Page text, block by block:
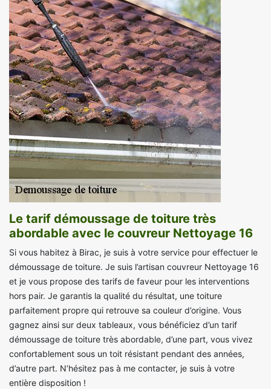
Le tarif démoussage de toiture très
abordable avec le couvreur Nettoyage 16
Si vous habitez à Birac, je suis à votre service pour effectuer le
démoussage de toiture. Je suis l’artisan couvreur Nettoyage 16
et je vous propose des tarifs de faveur pour les interventions
hors pair. Je garantis la qualité du résultat, une toiture
parfaitement propre qui retrouve sa couleur d’origine. Vous
gagnez ainsi sur deux tableaux, vous bénéficiez d’un tarif
démoussage de toiture très abordable, d’une part, vous vivez
confortablement sous un toit résistant pendant des années,
d’autre part. N’hésitez pas à me contacter, je suis à votre
entière disposition !